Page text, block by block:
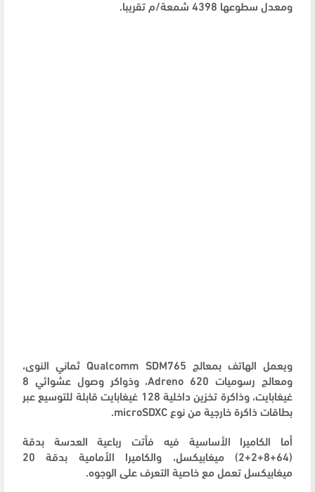
ومعدل سطوعها 4398 شمعة/م تقريبا.
ويعمل الهاتف بمعالج Qualcomm SDM765 ثماني النوى،
ومعالج رسوميات Adreno 620، وذواكر وصول عشوائي 8
غيغابايت، وذاكرة تخزين داخلية 128 غيغابايت قابلة للتوسيع عبر
بطاقات ذاكرة خارجية من نوع microSDXC.
أما الكاميرا الأساسية فيه فأتت رباعية العدسة بدقة
(64+8+2+2) ميغابيكسل، والكاميرا الأمامية بدقة 20
ميغابيكسل تعمل مع خاصية التعرف على الوجوه.